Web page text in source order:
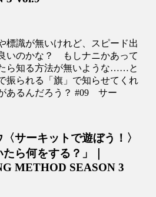
標識が無いけれど、スピード出
いのかな？ もしナニかあって
ら知る方法が無いような……と
振られる「旗」で知らせてくれ
あるんだろう？ #09 サー
サーキットで遊ぼう！〉
ら何をする？」｜
METHOD SEASON 3